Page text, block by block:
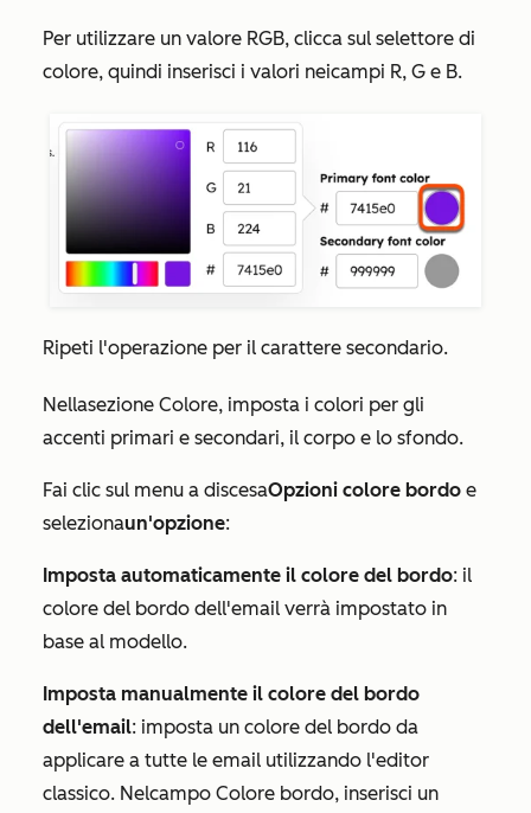
Per utilizzare un valore RGB, clicca sul selettore di
colore, quindi inserisci i valori neicampi R, G e B.
Ripeti l'operazione per il carattere secondario.
Nellasezione Colore, imposta i colori per gli
accenti primari e secondari, il corpo e lo sfondo.
Fai clic sul menu a discesaOpzioni colore bordo e
selezionaun'opzione:
Imposta automaticamente il colore del bordo: il
colore del bordo dell'email verrà impostato in
base al modello.
Imposta manualmente il colore del bordo
dell'email: imposta un colore del bordo da
applicare a tutte le email utilizzando l'editor
classico. Nelcampo Colore bordo, inserisci un